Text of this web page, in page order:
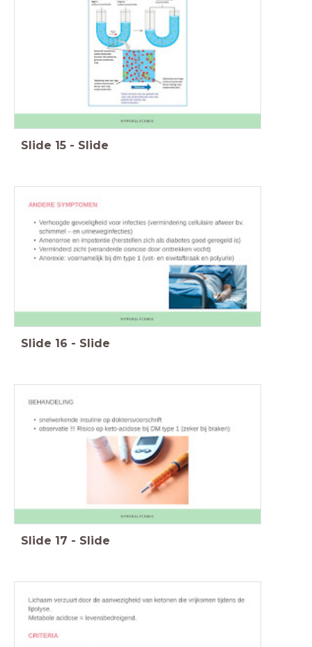
Slide 15 - Slide
Slide 16 - Slide
Slide 17 - Slide